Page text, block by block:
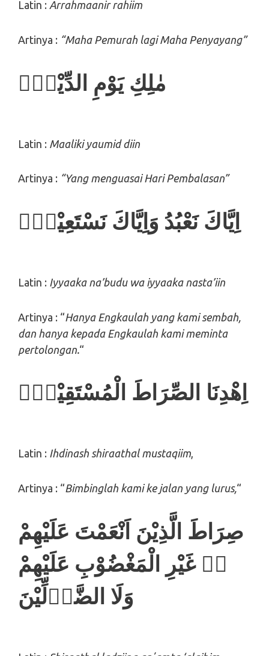
Latin : Arrahmaanir rahiim
Artinya : “Maha Pemurah lagi Maha Penyayang”
مٰلِكِ يَوْمِ الدِّيْنِۗ
Latin : Maaliki yaumid diin
Artinya : “Yang menguasai Hari Pembalasan”
اِيَّاكَ نَعْبُدُ وَاِيَّاكَ نَسْتَعِيْنُۗ
Latin : Iyyaaka na’budu wa iyyaaka nasta’iin
Artinya : “Hanya Engkaulah yang kami sembah,
dan hanya kepada Engkaulah kami meminta
pertolongan.“
اِهْدِنَا الصِّرَاطَ الْمُسْتَقِيْمَۙ
Latin : Ihdinash shiraathal mustaqiim,
Artinya : “Bimbinglah kami ke jalan yang lurus,“
صِرَاطَ الَّذِيْنَ اَنْعَمْتَ عَلَيْهِمْ
ەۙ غَيْرِ الْمَغْضُوْبِ عَلَيْهِمْ
وَلَا الضَّاۤلِّيْنَ